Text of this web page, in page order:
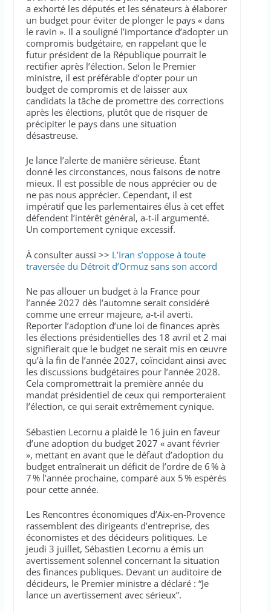
a exhorté les députés et les sénateurs à élaborer
un budget pour éviter de plonger le pays « dans
le ravin ». Il a souligné l’importance d’adopter un
compromis budgétaire, en rappelant que le
futur président de la République pourrait le
rectifier après l’élection. Selon le Premier
ministre, il est préférable d’opter pour un
budget de compromis et de laisser aux
candidats la tâche de promettre des corrections
après les élections, plutôt que de risquer de
précipiter le pays dans une situation
désastreuse.
Je lance l’alerte de manière sérieuse. Étant
donné les circonstances, nous faisons de notre
mieux. Il est possible de nous apprécier ou de
ne pas nous apprécier. Cependant, il est
impératif que les parlementaires élus à cet effet
défendent l’intérêt général, a-t-il argumenté.
Un comportement cynique excessif.
À consulter aussi >> L’Iran s’oppose à toute
traversée du Détroit d’Ormuz sans son accord
Ne pas allouer un budget à la France pour
l’année 2027 dès l’automne serait considéré
comme une erreur majeure, a-t-il averti.
Reporter l’adoption d’une loi de finances après
les élections présidentielles des 18 avril et 2 mai
signifierait que le budget ne serait mis en œuvre
qu’à la fin de l’année 2027, coïncidant ainsi avec
les discussions budgétaires pour l’année 2028.
Cela compromettrait la première année du
mandat présidentiel de ceux qui remporteraient
l’élection, ce qui serait extrêmement cynique.
Sébastien Lecornu a plaidé le 16 juin en faveur
d’une adoption du budget 2027 « avant février
», mettant en avant que le défaut d’adoption du
budget entraînerait un déficit de l’ordre de 6 % à
7 % l’année prochaine, comparé aux 5 % espérés
pour cette année.
Les Rencontres économiques d’Aix-en-Provence
rassemblent des dirigeants d’entreprise, des
économistes et des décideurs politiques. Le
jeudi 3 juillet, Sébastien Lecornu a émis un
avertissement solennel concernant la situation
des finances publiques. Devant un auditoire de
décideurs, le Premier ministre a déclaré : “Je
lance un avertissement avec sérieux”.